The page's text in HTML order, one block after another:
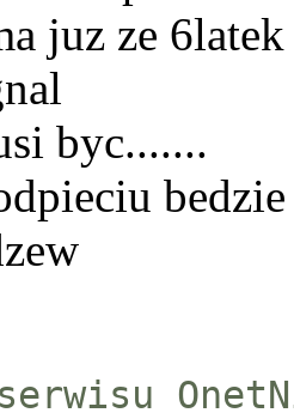
juz ze
byc.......
serwisu